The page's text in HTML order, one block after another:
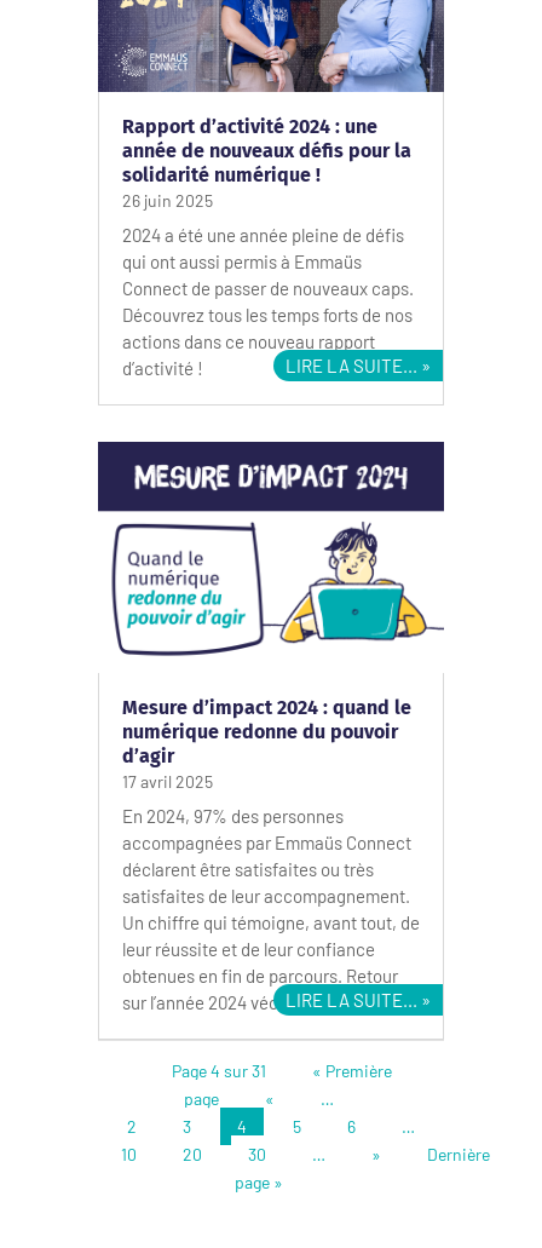
Rapport d’activité 2024 : une
année de nouveaux défis pour la
solidarité numérique !
26 juin 2025
2024 a été une année pleine de défis
qui ont aussi permis à Emmaüs
Connect de passer de nouveaux caps.
Découvrez tous les temps forts de nos
actions dans ce nouveau rapport
d’activité !
LIRE LA SUITE...
Mesure d’impact 2024 : quand le
numérique redonne du pouvoir
d’agir
17 avril 2025
En 2024, 97% des personnes
accompagnées par Emmaüs Connect
déclarent être satisfaites ou très
satisfaites de leur accompagnement.
Un chiffre qui témoigne, avant tout, de
leur réussite et de leur confiance
obtenues en fin de parcours. Retour
sur l’année 2024 vécue par...LIRE LA SUITE...
Page 4 sur 31
« Première
page
«
…
2
3 4 5 6
…
10
20 30 … »
Dernière
page »